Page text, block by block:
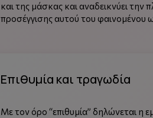
και της μάσκας και αναδεικνύει την
προσέγγισης αυτού του φαινομένου
Επιθυμία και τραγωδία
Με τον όρο “επιθυμία” δηλώνεται η